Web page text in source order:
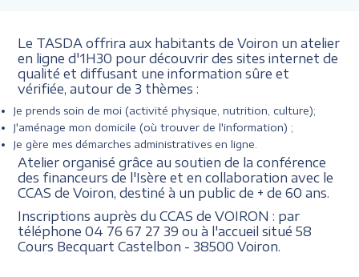
Le TASDA offrira aux habitants de Voiron un atelier
en ligne d'1H30 pour découvrir des sites internet de
qualité et diffusant une information sûre et
vérifiée, autour de 3 thèmes :
Je prends soin de moi (activité physique, nutrition, culture);
J'aménage mon domicile (où trouver de l'information) ;
Je gère mes démarches administratives en ligne.
Atelier organisé grâce au soutien de la conférence
des financeurs de l'Isère et en collaboration avec le
CCAS de Voiron, destiné à un public de + de 60 ans.
Inscriptions auprès du CCAS de VOIRON : par
téléphone 04 76 67 27 39 ou à l'accueil situé58
Cours Becquart Castelbon - 38500 Voiron.